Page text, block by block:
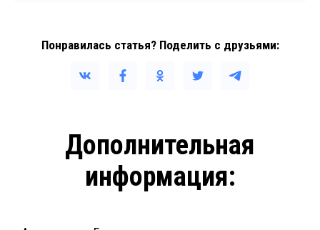
Понравилась статья? Поделить с друзьями:
Дополнительная
информация: